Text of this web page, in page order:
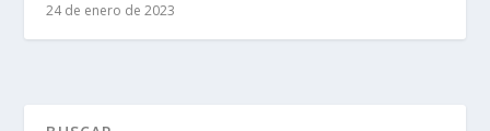
24 de enero de 2023